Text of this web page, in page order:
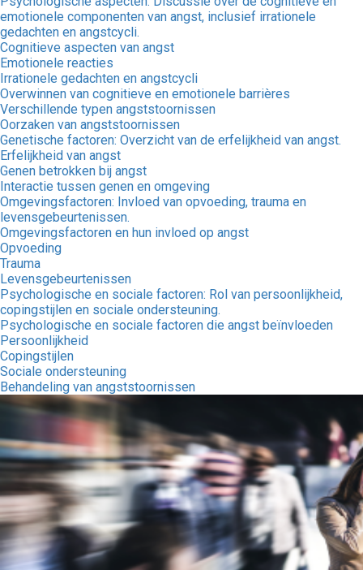
emotionele componenten van angst, inclusief irrationele
gedachten en angstcycli.
Cognitieve aspecten van angst
Emotionele reacties
Irrationele gedachten en angstcycli
Overwinnen van cognitieve en emotionele barrières
Verschillende typen angststoornissen
Oorzaken van angststoornissen
Genetische factoren: Overzicht van de erfelijkheid van angst.
Erfelijkheid van angst
Genen betrokken bij angst
Interactie tussen genen en omgeving
Omgevingsfactoren: Invloed van opvoeding, trauma en
levensgebeurtenissen.
Omgevingsfactoren en hun invloed op angst
Opvoeding
Trauma
Levensgebeurtenissen
Psychologische en sociale factoren: Rol van persoonlijkheid,
copingstijlen en sociale ondersteuning.
Psychologische en sociale factoren die angst beïnvloeden
Persoonlijkheid
Copingstijlen
Sociale ondersteuning
Behandeling van angststoornissen